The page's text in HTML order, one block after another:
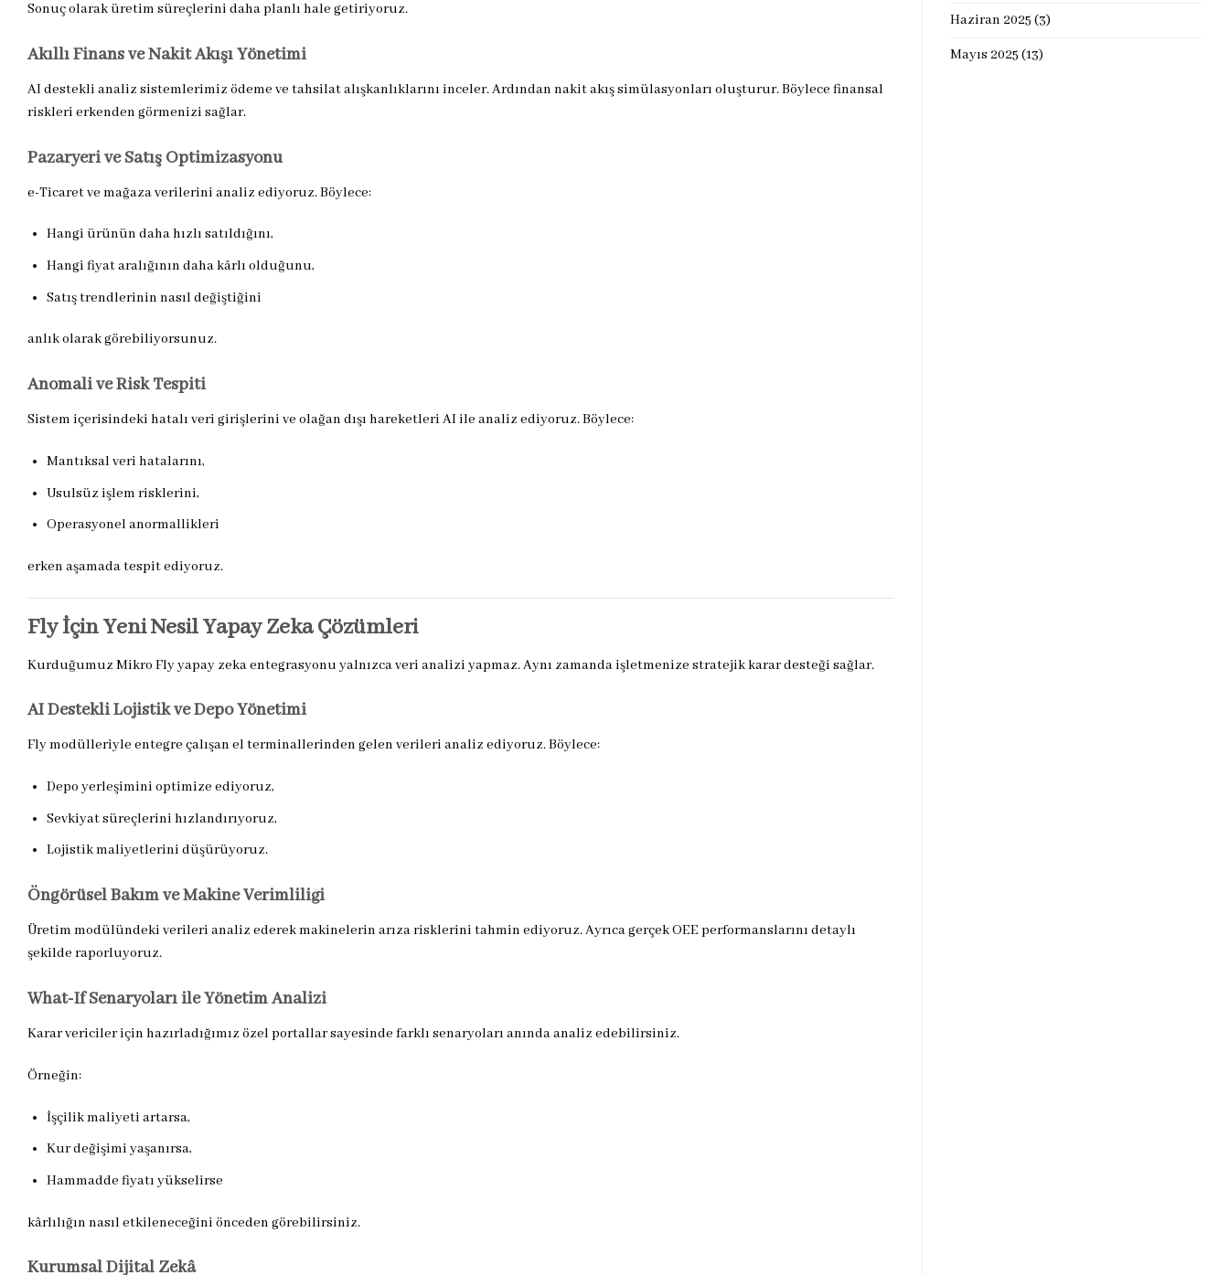
Sonuç olarak üretim süreçlerini daha planlı hale getiriyoruz.
Akıllı Finans ve Nakit Akışı Yönetimi
AI destekli analiz sistemlerimiz ödeme ve tahsilat alışkanlıklarını inceler. Ardından nakit akış simülasyonları oluşturur. Böylece finansal
riskleri erkenden görmenizi sağlar.
Pazaryeri ve Satış Optimizasyonu
e-Ticaret ve mağaza verilerini analiz ediyoruz. Böylece:
Hangi ürünün daha hızlı satıldığını,
Hangi fiyat aralığının daha kârlı olduğunu,
Satış trendlerinin nasıl değiştiğini
anlık olarak görebiliyorsunuz.
Anomali ve Risk Tespiti
Sistem içerisindeki hatalı veri girişlerini ve olağan dışı hareketleri AI ile analiz ediyoruz. Böylece:
Mantıksal veri hatalarını,
Usulsüz işlem risklerini,
Operasyonel anormallikleri
erken aşamada tespit ediyoruz.
Fly İçin Yeni Nesil Yapay Zeka Çözümleri
Kurduğumuz Mikro Fly yapay zeka entegrasyonu yalnızca veri analizi yapmaz. Aynı zamanda işletmenize stratejik karar desteği sağlar.
AI Destekli Lojistik ve Depo Yönetimi
Fly modülleriyle entegre çalışan el terminallerinden gelen verileri analiz ediyoruz. Böylece:
Depo yerleşimini optimize ediyoruz,
Sevkiyat süreçlerini hızlandırıyoruz,
Lojistik maliyetlerini düşürüyoruz.
Öngörüsel Bakım ve Makine Verimliliği
Üretim modülündeki verileri analiz ederek makinelerin arıza risklerini tahmin ediyoruz. Ayrıca gerçek OEE performanslarını detaylı
şekilde raporluyoruz.
What-If Senaryoları ile Yönetim Analizi
Karar vericiler için hazırladığımız özel portallar sayesinde farklı senaryoları anında analiz edebilirsiniz.
Örneğin:
İşçilik maliyeti artarsa,
Kur değişimi yaşanırsa,
Hammadde fiyatı yükselirse
kârlılığın nasıl etkileneceğini önceden görebilirsiniz.
Kurumsal Dijital Zekâ
Haziran 2025 (3)
Mayıs 2025 (13)